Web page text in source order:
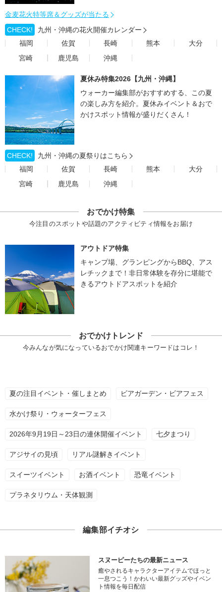
金麦花火特等席＆グッズが当たる
CHECK!
九州・沖縄の花火開催カレンダー
福岡
佐賀 長崎 熊本
大分
宮崎
鹿児島 沖縄
夏休み特集2026【九州・沖縄】
ウォーカー編集部がおすすめする、この夏
の楽しみ方を紹介。夏休みイベント＆おで
かけスポット情報が盛りだくさん！
CHECK!
九州・沖縄の夏祭りはこちら
福岡
佐賀 長崎 熊本
大分
宮崎
鹿児島 沖縄
おでかけ特集
今注目のスポットや話題のアクティビティ情報をお届け
アウトドア特集
キャンプ場、グランピングからBBQ、アス
レチックまで！非日常体験を存分に堪能で
きるアウトドアスポットを紹介
おでかけトレンド
今みんなが気になっているおでかけ関連キーワードはコレ！
夏の注目イベント・催しまとめ ビアガーデン・ビアフェス
水かけ祭り・ウォーターフェス
2026年9月19日～23日の連休開催イベント 七夕まつり
アジサイの見頃 リアル謎解きイベント
スイーツイベント お酒イベント 恐竜イベント
プラネタリウム・天体観測
編集部イチオシ
スヌーピーたちの最新ニュース
癒やされるキャラクターアイテムでほっと
一息つこう！かわいい最新グッズやイベン
ト情報を毎日配信